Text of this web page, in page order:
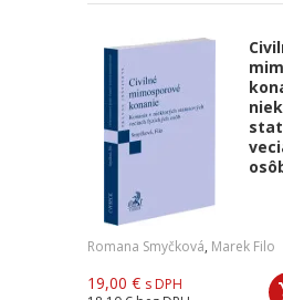
Romana Smyčková, Marek Filo
19,00 € s DPH